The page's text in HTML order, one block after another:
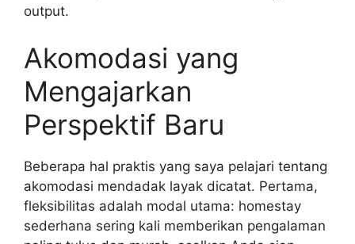
output.
Akomodasi yang
Mengajarkan
Perspektif Baru
Beberapa hal praktis yang saya pelajari tentang
akomodasi mendadak layak dicatat. Pertama,
fleksibilitas adalah modal utama: homestay
sederhana sering kali memberikan pengalaman